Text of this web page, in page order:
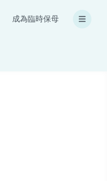
成為臨時保母